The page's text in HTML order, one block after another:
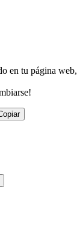
en tu página web,